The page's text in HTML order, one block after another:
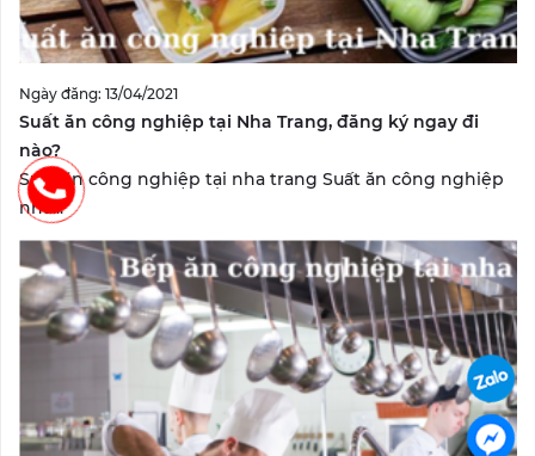
Ngày đăng: 13/04/2021
Suất ăn công nghiệp tại Nha Trang, đăng ký ngay đi
nào?
Suất ăn công nghiệp tại nha trang Suất ăn công nghiệp
nha...